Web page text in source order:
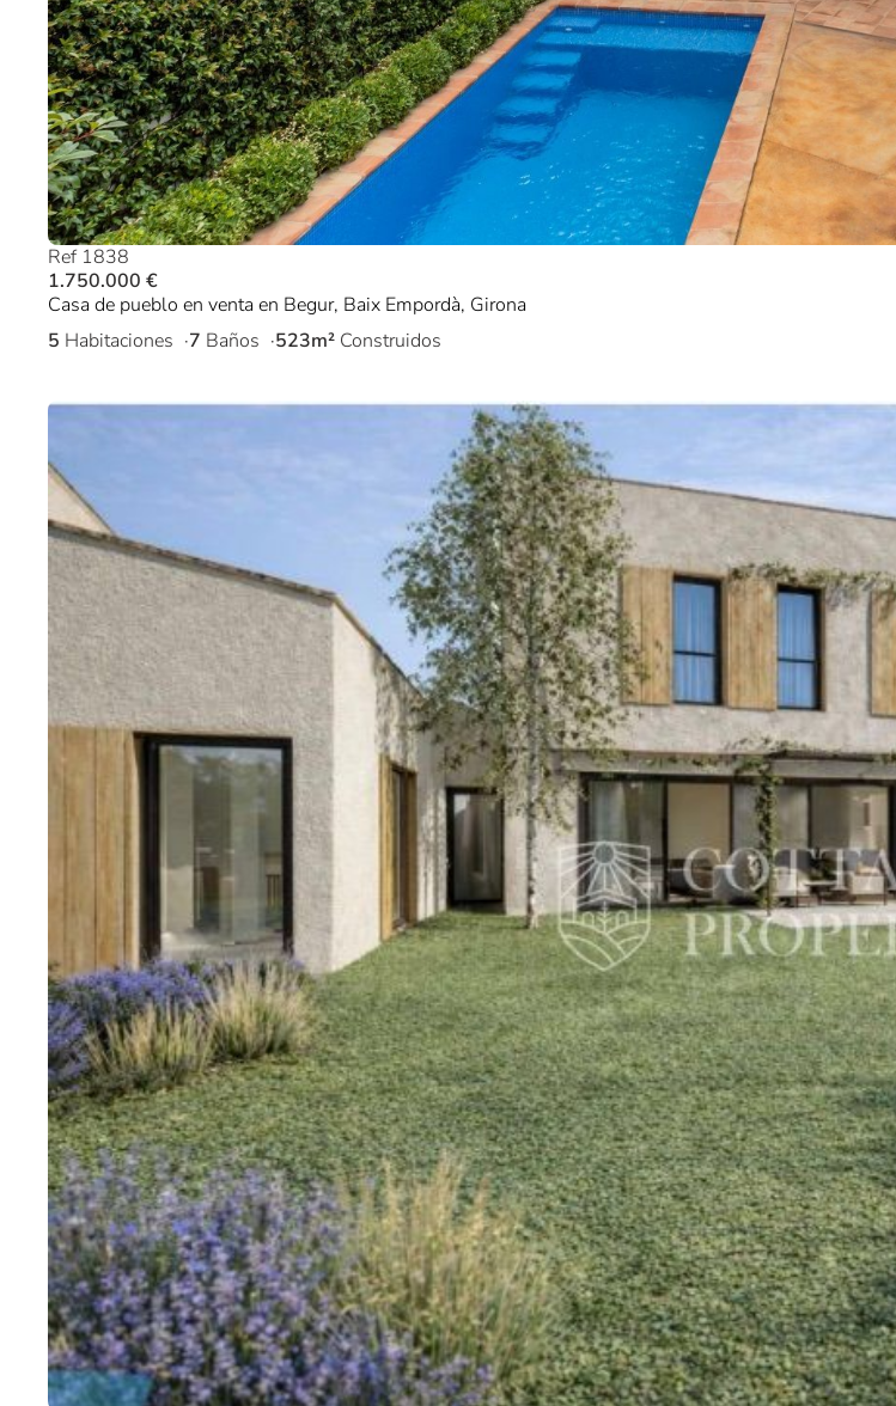
Ref 1838
1.750.000 €
Casa de pueblo en venta en Begur, Baix Empordà, Girona
5 Habitaciones 7 Baños 523m² Construidos